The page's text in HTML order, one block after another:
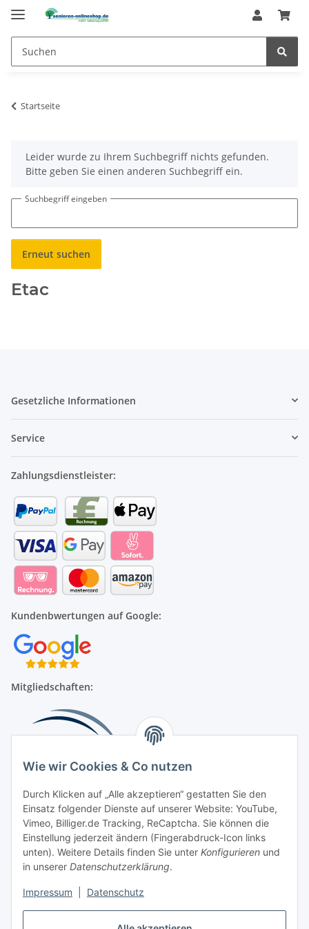
Wie wir Cookies & Co nutzen
Durch Klicken auf „Alle akzeptieren“ gestatten Sie den
Einsatz folgender Dienste auf unserer Website: YouTube,
Vimeo, Billiger.de Tracking, ReCaptcha. Sie können die
Einstellung jederzeit ändern (Fingerabdruck-Icon links
unten). Weitere Details finden Sie unter Konfigurieren und
in unserer Datenschutzerklärung.
Impressum Datenschutz
Startseite
xLeider wurde zu Ihrem Suchbegriff nichts gefunden.
Bitte geben Sie einen anderen Suchbegriff ein.
Suchbegriff eingeben
Erneut suchen
Etac
Gesetzliche Informationen
Service
Zahlungsdienstleister:
Kundenbwertungen auf Google:
Mitgliedschaften:
Beliebte Kategorien
Kompressionsversorgung